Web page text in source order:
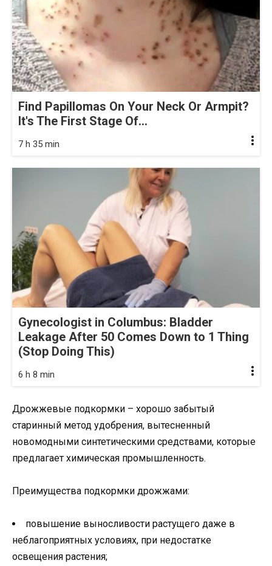
Find Papillomas On Your Neck Or Armpit?
It's The First Stage Of...
7 h 35 min
Gynecologist in Columbus: Bladder
Leakage After 50 Comes Down to 1 Thing
(Stop Doing This)
6 h 8 min
Дрожжевые подкормки – хорошо забытый
старинный метод удобрения, вытесненный
новомодными синтетическими средствами, которые
предлагает химическая промышленность.
Преимущества подкормки дрожжами:
повышение выносливости растущего даже в
неблагоприятных условиях, при недостатке
освещения растения;